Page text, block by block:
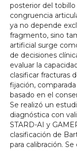
posterior del
congruencia
ya no depende
fragmento, sino
artificial surge
de decisiones
evaluar la
clasificar fracturas
fijación,
basado en el
Se realizó un
diagnóstica con
STARD-AI y
clasificación de
para calibración.